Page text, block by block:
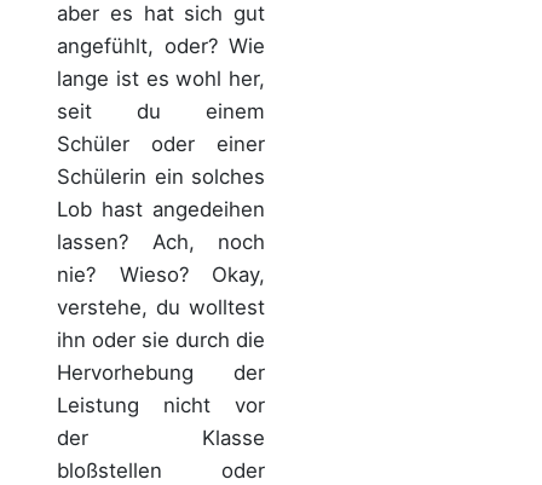
aber es hat sich gut
angefühlt, oder? Wie
lange ist es wohl her,
seit du einem
Schüler oder einer
Schülerin ein solches
Lob hast angedeihen
lassen? Ach, noch
nie? Wieso? Okay,
verstehe, du wolltest
ihn oder sie durch die
Hervorhebung der
Leistung nicht vor
der Klasse
bloßstellen oder